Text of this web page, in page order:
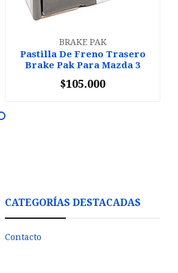
BRAKE PAK
Pastilla De Freno Trasero
Brake Pak Para Mazda 3
+
$105.000
CATEGORÍAS DESTACADAS
Contacto